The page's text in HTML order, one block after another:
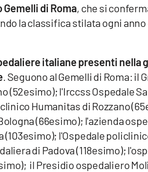
di Roma, che si
la classifica stilata ogni anno
italiane presenti nella
. Seguono al Gemelli di Roma: il
(52esimo);l'Irccss Ospedale
Humanitas di Rozzano
(66esimo); l'azienda
l'Ospedale
di Padova (118esimo);
il Presidio ospedaliero